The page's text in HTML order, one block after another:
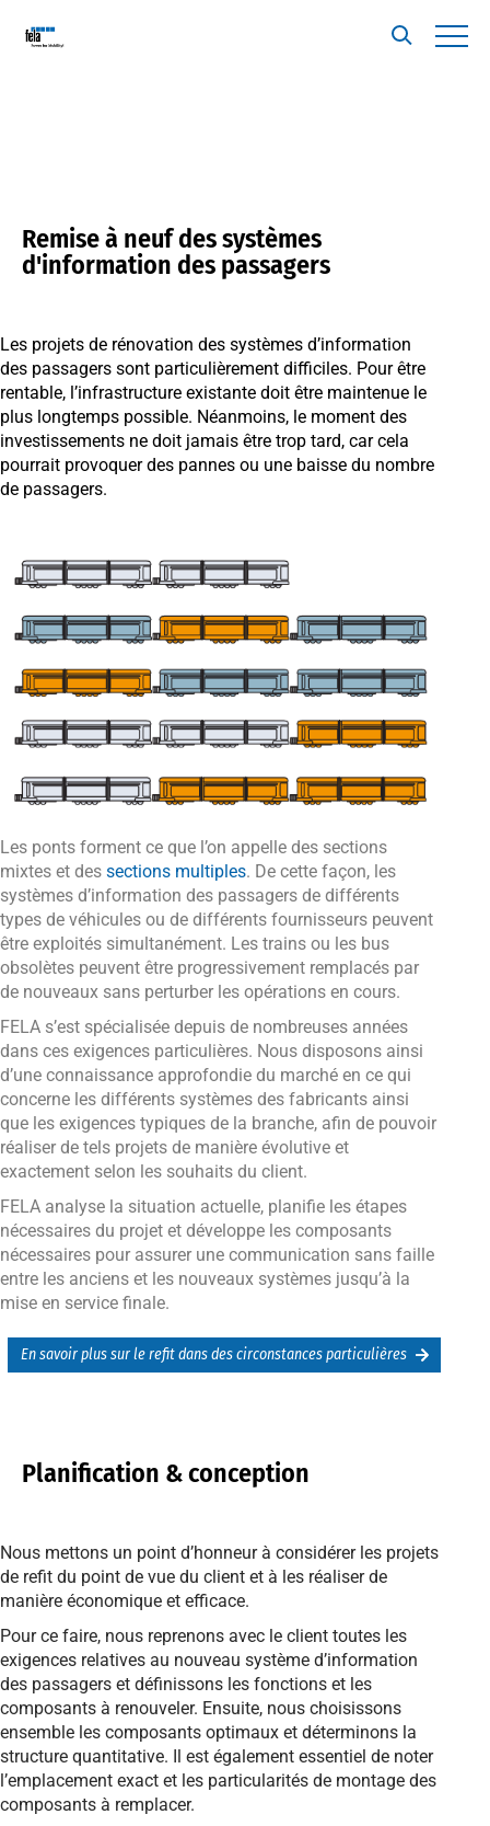
Remise à neuf des systèmes
d'information des passagers
Les projets de rénovation des systèmes d’information
des passagers sont particulièrement difficiles. Pour être
rentable, l’infrastructure existante doit être maintenue le
plus longtemps possible. Néanmoins, le moment des
investissements ne doit jamais être trop tard, car cela
pourrait provoquer des pannes ou une baisse du nombre
de passagers.
Les ponts forment ce que l’on appelle des sections
mixtes et des sections multiples. De cette façon, les
systèmes d’information des passagers de différents
types de véhicules ou de différents fournisseurs peuvent
être exploités simultanément. Les trains ou les bus
obsolètes peuvent être progressivement remplacés par
de nouveaux sans perturber les opérations en cours.
FELA s’est spécialisée depuis de nombreuses années
dans ces exigences particulières. Nous disposons ainsi
d’une connaissance approfondie du marché en ce qui
concerne les différents systèmes des fabricants ainsi
que les exigences typiques de la branche, afin de pouvoir
réaliser de tels projets de manière évolutive et
exactement selon les souhaits du client.
FELA analyse la situation actuelle, planifie les étapes
nécessaires du projet et développe les composants
nécessaires pour assurer une communication sans faille
entre les anciens et les nouveaux systèmes jusqu’à la
mise en service finale.
En savoir plus sur le refit dans des circonstances particulières
Planification & conception
Nous mettons un point d’honneur à considérer les projets
de refit du point de vue du client et à les réaliser de
manière économique et efficace.
Pour ce faire, nous reprenons avec le client toutes les
exigences relatives au nouveau système d’information
des passagers et définissons les fonctions et les
composants à renouveler. Ensuite, nous choisissons
ensemble les composants optimaux et déterminons la
structure quantitative. Il est également essentiel de noter
l’emplacement exact et les particularités de montage des
composants à remplacer.